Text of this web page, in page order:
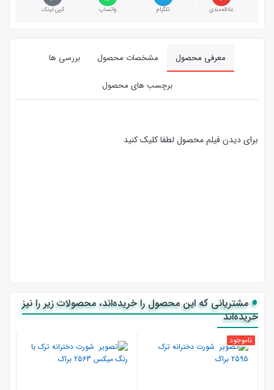
علاقه‌مندی تلگرام واتساپ کپی لینک
معرفی محصول مشخصات محصول بررسی ها
برچسب های محصول
برای دیدن فیلم محصول لطفا کلیک کنید
مشتریانی که این محصول را خریده‌اند، محصولات زیر را نیز
خریده‌اند
ناموجود